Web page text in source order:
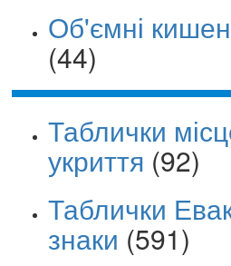
Об'ємні
(44)
Таблички
укриття (92)
Таблички
знаки (591)